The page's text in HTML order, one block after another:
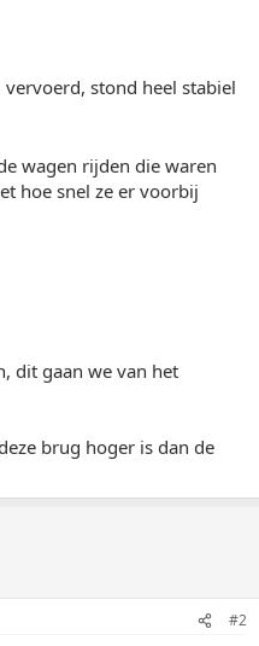
stond heel stabiel
wagen rijden die waren
hoe snel ze er voorbij
dit gaan we van het
brug hoger is dan de
#2